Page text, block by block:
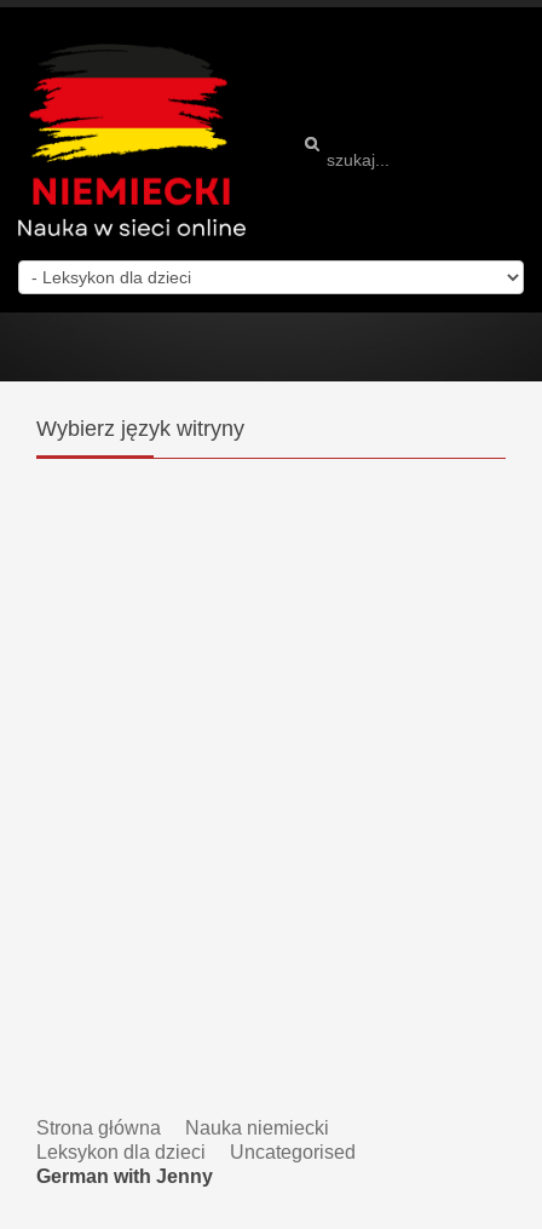
Wybierz język witryny
Strona główna
Nauka niemiecki
Leksykon dla dzieci
Uncategorised
German with Jenny